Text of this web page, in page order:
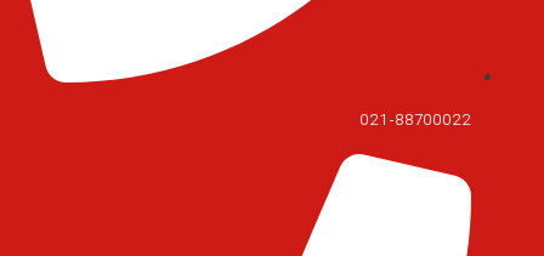
021-88700022